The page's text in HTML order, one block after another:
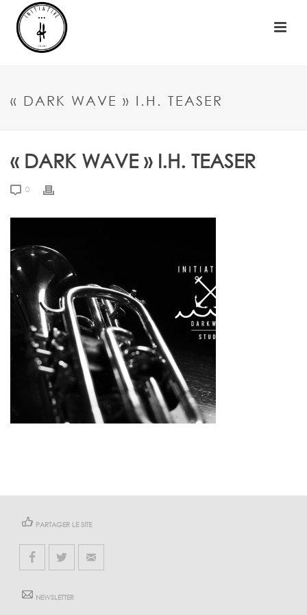
« DARK WAVE » I.H. TEASER
« DARK WAVE » I.H. TEASER
0
PARTAGER LE SITE
NEWSLETTER